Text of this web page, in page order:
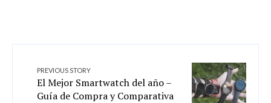
PREVIOUS STORY
El Mejor Smartwatch del año –
Guía de Compra y Comparativa